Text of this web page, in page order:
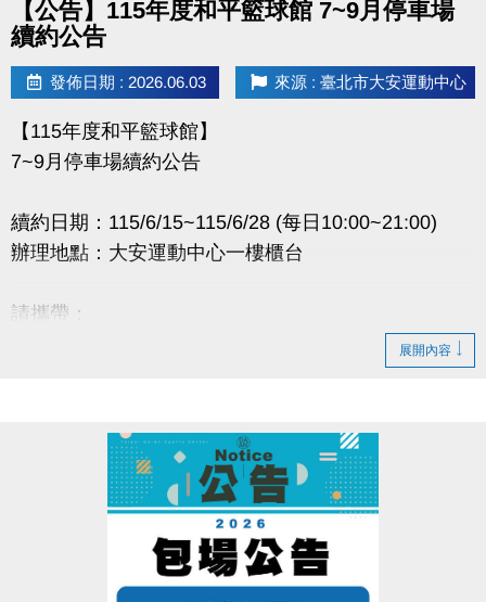
【公告】115年度和平籃球館 7~9月停車場
續約公告
發佈日期 : 2026.06.03 來源 : 臺北市大安運動中心
【115年度和平籃球館】
7~9月停車場續約公告
續約日期：115/6/15~115/6/28 (每日10:00~21:00)
辦理地點：大安運動中心一樓櫃台
請攜帶：
逾時視同放棄。
如有剩餘車位將於6/30公告。
辦理退租時程：115/7/1~7/10 (每日10:00~20:00)
展開內容